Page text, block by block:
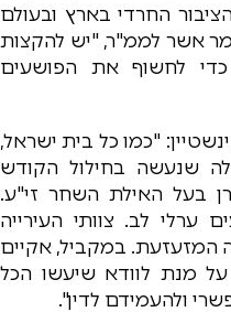
החרדי בארץ ובעולם
אשר לממ"ר, "יש להקצות
לחשוף את הפושעים
"כמו כל בית ישראל,
שנעשה בחילול הקודש
בעל האילת השחר זי"ע.
לב. צוותי העירייה
המזעזעת. במקביל, אקיים
מנת לוודא שיעשו הכל
ולהעמידם לדין".